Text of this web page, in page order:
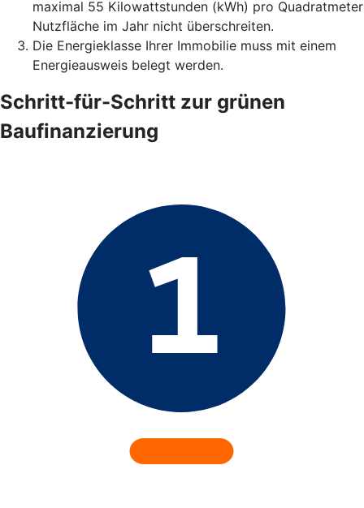
maximal 55 Kilowattstunden (kWh) pro Quadratmeter
Nutzfläche im Jahr nicht überschreiten.
Die Energieklasse Ihrer Immobilie muss mit einem
Energieausweis belegt werden.
Schritt-für-Schritt zur grünen
Baufinanzierung